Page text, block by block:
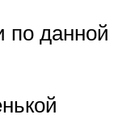
по данной